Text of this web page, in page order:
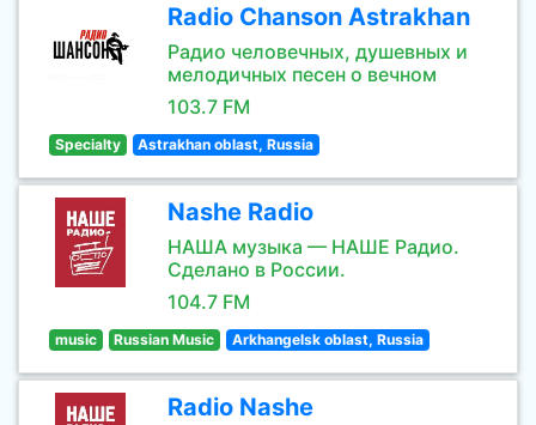
Radio Chanson Astrakhan
Радио человечных, душевных и
мелодичных песен о вечном
103.7 FM
Specialty Astrakhan oblast, Russia
Nashe Radio
НАША музыка — НАШЕ Радио.
Сделано в России.
104.7 FM
music Russian Music Arkhangelsk oblast, Russia
Radio Nashe